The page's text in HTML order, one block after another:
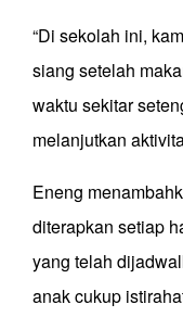
“Di sekolah ini,
siang setelah
waktu sekitar
melanjutkan
Eneng
diterapkan setiap
yang telah
anak cukup